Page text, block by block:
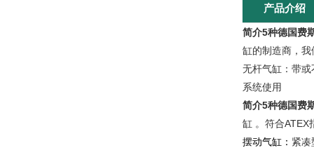
产品介绍
简介5种德国费
缸的制造商，
无杆气缸：带
系统使用
简介5种德国费
缸 。符合ATEX
摆动气缸： 紧凑